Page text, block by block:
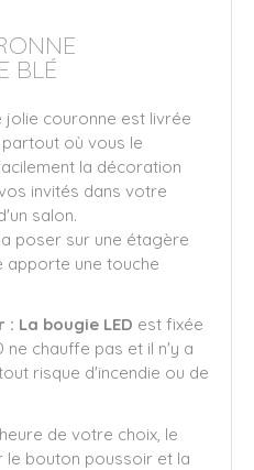
BLÉ
jolie couronne est livrée
partout où vous le
la décoration
invités dans votre
salon.
poser sur une étagère
apporte une touche
La bougie LED est fixée
ne chauffe pas et il n'y a
risque d'incendie ou de
de votre choix, le
le bouton poussoir et la